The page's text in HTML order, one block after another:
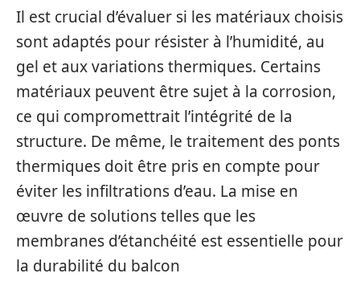
Il est crucial d’évaluer si les matériaux choisis
sont adaptés pour résister à l’humidité, au
gel et aux variations thermiques. Certains
matériaux peuvent être sujet à la corrosion,
ce qui compromettrait l’intégrité de la
structure. De même, le traitement des ponts
thermiques doit être pris en compte pour
éviter les infiltrations d’eau. La mise en
œuvre de solutions telles que les
membranes d’étanchéité est essentielle pour
la durabilité du balcon